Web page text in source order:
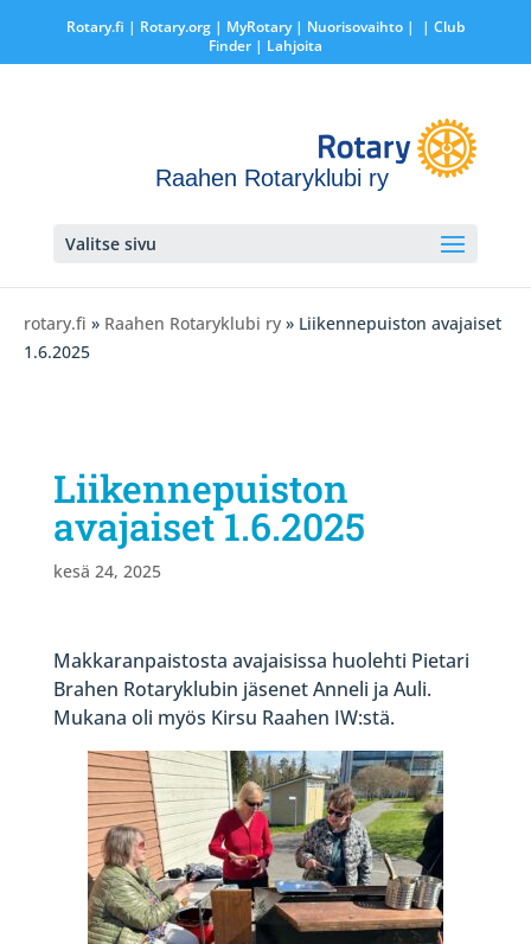
Rotary.fi | Rotary.org| MyRotary | Nuorisovaihto|
| Club
Finder| Lahjoita
Raahen Rotaryklubi ry
Valitse sivu
rotary.fi » Raahen Rotaryklubi ry » Liikennepuiston avajaiset
1.6.2025
Liikennepuiston
avajaiset 1.6.2025
kesä 24, 2025
Makkaranpaistosta avajaisissa huolehti Pietari
Brahen Rotaryklubin jäsenet Anneli ja Auli.
Mukana oli myös Kirsu Raahen IW:stä.